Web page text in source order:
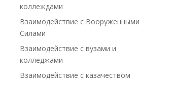
коллеждами
Взаимодействие с Вооруженными
Силами
Взаимодействие с вузами и
колледжами
Взаимодействие с казачеством